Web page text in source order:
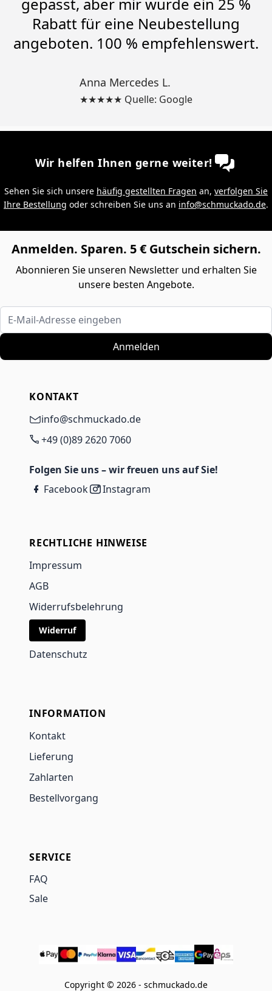
Rabatt für eine Neubestellung
angeboten. 100 % empfehlenswert.
Anna Mercedes L.
★★★★★ Quelle: Google
Wir helfen Ihnen gerne weiter!
Sehen Sie sich unsere häufig gestellten Fragen an, verfolgen Sie
Ihre Bestellung oder schreiben Sie uns an info@schmuckado.de.
Anmelden. Sparen. 5 € Gutschein sichern.
Abonnieren Sie unseren Newsletter und erhalten Sie
unsere besten Angebote.
E-Mail-Adresse eingeben
Anmelden
KONTAKT
info@schmuckado.de
+49 (0)89 2620 7060
Folgen Sie uns – wir freuen uns auf Sie!
Facebook
Instagram
RECHTLICHE HINWEISE
Impressum
AGB
Widerrufsbelehrung
Widerruf
Datenschutz
INFORMATION
Kontakt
Lieferung
Zahlarten
Bestellvorgang
SERVICE
FAQ
Sale
Copyright © 2026 - schmuckado.de